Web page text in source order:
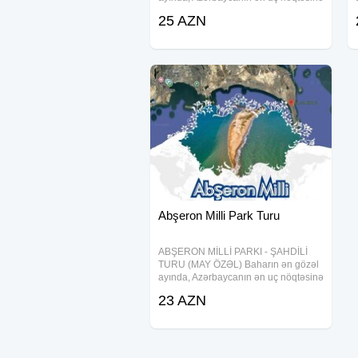
Toplaşma: 06:30
Daha ətraflı məlumat üçün:
WhatsApp: __________________
Instagram: __________________
*"Qartal dimdiyi"* də möhtəşəm fotolar
üçün
25 AZN
Abşeron Milli Park Turu
ABŞERON MİLLİ PARKI - ŞAHDİLİ
TURU (MAY ÖZƏL) Baharın ən gözəl
ayında, Azərbaycanın ən uç nöqtəsinə
*"Qartal dimdiyi"* də möhtəşəm fotolar
üçün
23 AZN